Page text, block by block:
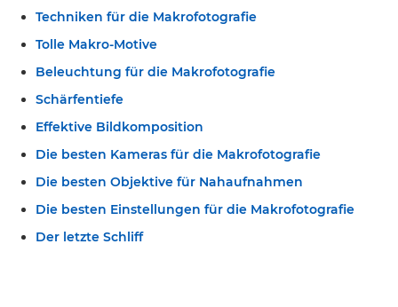
Techniken für die Makrofotografie
Tolle Makro-Motive
Beleuchtung für die Makrofotografie
Schärfentiefe
Effektive Bildkomposition
Die besten Kameras für die Makrofotografie
Die besten Objektive für Nahaufnahmen
Die besten Einstellungen für die Makrofotografie
Der letzte Schliff